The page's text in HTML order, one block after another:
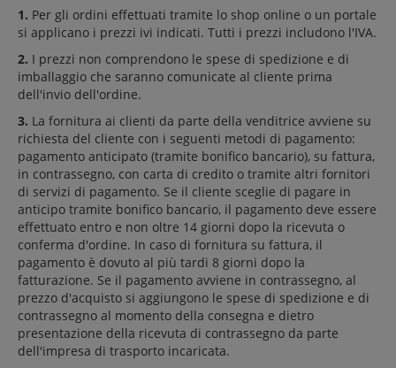
1. Per gli ordini effettuati tramite lo shop online o un portale
si applicano i prezzi ivi indicati. Tutti i prezzi includono l'IVA.
2. I prezzi non comprendono le spese di spedizione e di
imballaggio che saranno comunicate al cliente prima
dell'invio dell'ordine.
3. La fornitura ai clienti da parte della venditrice avviene su
richiesta del cliente con i seguenti metodi di pagamento:
pagamento anticipato (tramite bonifico bancario), su fattura,
in contrassegno, con carta di credito o tramite altri fornitori
di servizi di pagamento. Se il cliente sceglie di pagare in
anticipo tramite bonifico bancario, il pagamento deve essere
effettuato entro e non oltre 14 giorni dopo la ricevuta o
conferma d'ordine. In caso di fornitura su fattura, il
pagamento è dovuto al più tardi 8 giorni dopo la
fatturazione. Se il pagamento avviene in contrassegno, al
prezzo d'acquisto si aggiungono le spese di spedizione e di
contrassegno al momento della consegna e dietro
presentazione della ricevuta di contrassegno da parte
dell'impresa di trasporto incaricata.